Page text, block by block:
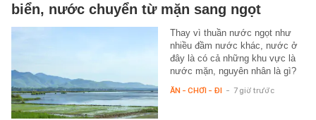
biển, nước chuyển từ mặn sang ngọt
Thay vì thuần nước ngọt như
nhiều đầm nước khác, nước ở
đây là có cả những khu vực là
nước mặn, nguyên nhân là gì?
ĂN - CHƠI - ĐI - 7 giờ trước